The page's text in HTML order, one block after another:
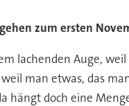
gehen zum ersten
lachenden Auge,
man etwas, das
hängt doch eine